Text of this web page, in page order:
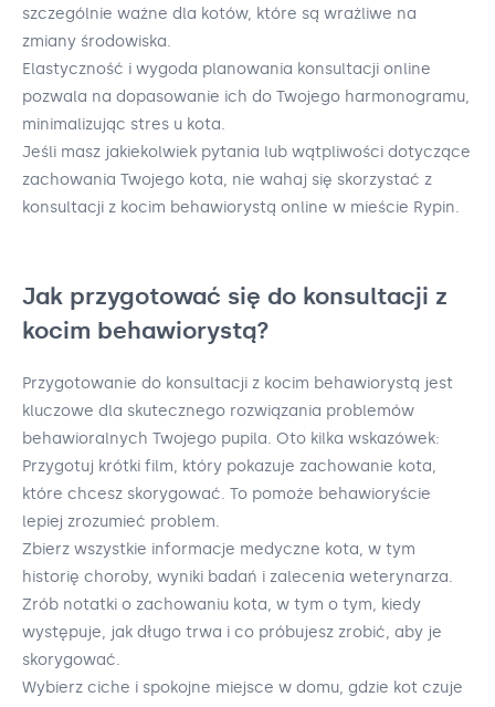
szczególnie ważne dla kotów, które są wrażliwe na
zmiany środowiska.
Elastyczność i wygoda planowania konsultacji online
pozwala na dopasowanie ich do Twojego harmonogramu,
minimalizując stres u kota.
Jeśli masz jakiekolwiek pytania lub wątpliwości dotyczące
zachowania Twojego kota, nie wahaj się skorzystać z
konsultacji z kocim behawiorystą online w mieście Rypin.
Jak przygotować się do konsultacji z
kocim behawiorystą?
Przygotowanie do konsultacji z kocim behawiorystą jest
kluczowe dla skutecznego rozwiązania problemów
behawioralnych Twojego pupila. Oto kilka wskazówek:
Przygotuj krótki film, który pokazuje zachowanie kota,
które chcesz skorygować. To pomoże behawioryście
lepiej zrozumieć problem.
Zbierz wszystkie informacje medyczne kota, w tym
historię choroby, wyniki badań i zalecenia weterynarza.
Zrób notatki o zachowaniu kota, w tym o tym, kiedy
występuje, jak długo trwa i co próbujesz zrobić, aby je
skorygować.
Wybierz ciche i spokojne miejsce w domu, gdzie kot czuje